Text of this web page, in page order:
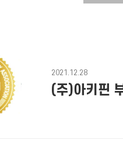
(주)아키핀
2021.12.28